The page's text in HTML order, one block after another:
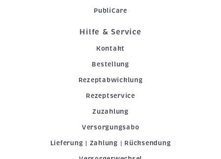
PubliCare
Hilfe & Service
Kontakt
Bestellung
Rezeptabwicklung
Rezeptservice
Zuzahlung
Versorgungsabo
Lieferung | Zahlung | Rücksendung